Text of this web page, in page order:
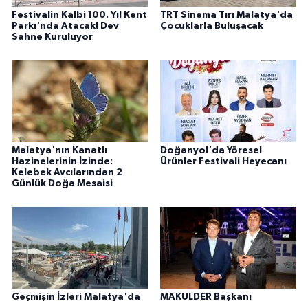
Festivalin Kalbi 100. Yıl Kent
Parkı'nda Atacak! Dev
Sahne Kuruluyor
TRT Sinema Tırı Malatya'da
Çocuklarla Buluşacak
Malatya'nın Kanatlı
Hazinelerinin İzinde:
Kelebek Avcılarından 2
Günlük Doğa Mesaisi
Doğanyol'da Yöresel
Ürünler Festivali Heyecanı
Geçmişin İzleri Malatya'da
MAKULDER Başkanı